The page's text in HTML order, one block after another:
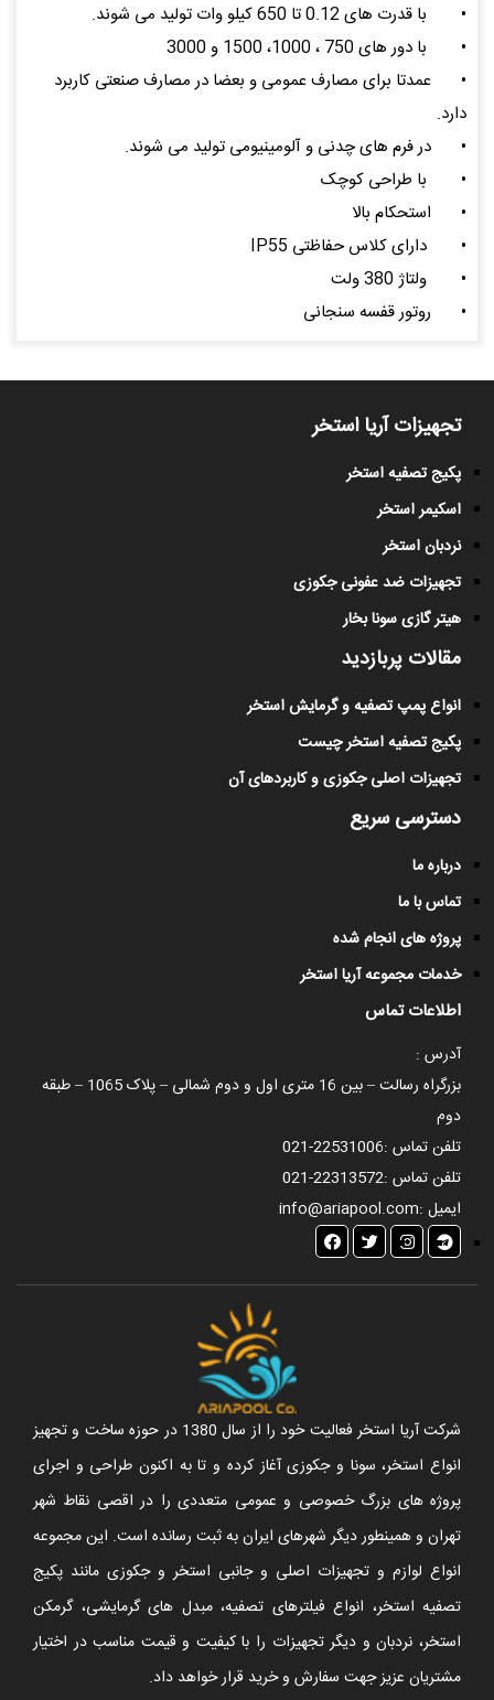
•
با قدرت های 0.12 تا 650 کیلو وات تولید می شوند.
•
با دور های 750 ، 1000، 1500 و 3000
•
عمدتا برای مصارف عمومی و بعضا در مصارف صنعتی کاربرد
دارد.
•
در فرم های چدنی و آلومینیومی تولید می شوند.
•
با طراحی کوچک
•
استحکام بالا
•
دارای کلاس حفاظتی IP55
•
ولتاژ 380 ولت
•
روتور قفسه سنجانی
تجهیزات آریا استخر
پکیج تصفیه استخر
اسکیمر استخر
نردبان استخر
تجهیزات ضد عفونی جکوزی
هیتر گازی سونا بخار
مقالات پربازدید
انواع پمپ تصفیه و گرمایش استخر
پکیج تصفیه استخر چیست
تجهیزات اصلی جکوزی و کاربردهای آن
دسترسی سریع
درباره ما
تماس با ما
پروژه های انجام شده
خدمات مجموعه آریا استخر
اطلاعات تماس
آدرس :
بزرگراه رسالت – بین 16 متری اول و دوم شمالی – پلاک 1065 – طبقه
دوم
تلفن تماس :021-22531006
تلفن تماس :021-22313572
ایمیل :info@ariapool.com
شرکت آریا استخر فعالیت خود را از سال 1380 در حوزه ساخت و تجهیز
انواع استخر، سونا و جکوزی آغاز کرده و تا به اکنون طراحی و اجرای
پروژه های بزرگ خصوصی و عمومی متعددی را در اقصی نقاط شهر
تهران و همینطور دیگر شهرهای ایران به ثبت رسانده است. این مجموعه
انواع لوازم و تجهیزات اصلی و جانبی استخر و جکوزی مانند پکیج
تصفیه استخر، انواع فیلترهای تصفیه، مبدل های گرمایشی، گرمکن
استخر، نردبان و دیگر تجهیزات را با کیفیت و قیمت مناسب در اختیار
مشتریان عزیز جهت سفارش و خرید قرار خواهد داد.